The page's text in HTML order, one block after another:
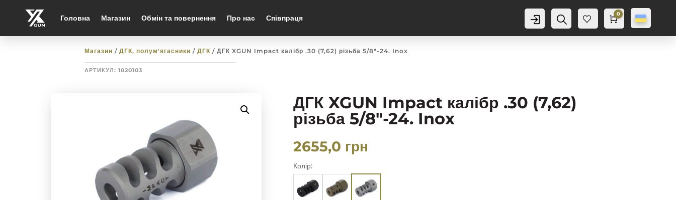
Головна Магазин Обмін та повернення Про нас Співпраця Аккаунт
Пошук
Баж
Cart
0
0,0грн
Магазин / ДГК, полум'ягасники / ДГК / ДГК XGUN Impact калібр .30 (7,62) різьба 5/8″-24. Inox
АРТИКУЛ: 1020103
ДГК XGUN Impact калібр .30 (7,62)
різьба 5/8″-24. Inox
2655,0 грн
Колір: